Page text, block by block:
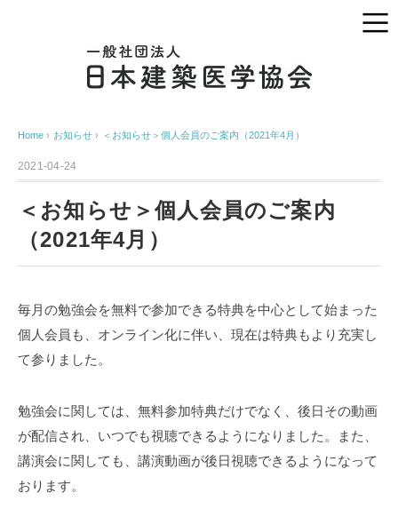
Home › お知らせ › ＜お知らせ＞個人会員のご案内（2021年4月）
2021-04-24
＜お知らせ＞個人会員のご案内
（2021年4月）
毎月の勉強会を無料で参加できる特典を中心として始まった
個人会員も、オンライン化に伴い、現在は特典もより充実し
て参りました。
勉強会に関しては、無料参加特典だけでなく、後日その動画
が配信され、いつでも視聴できるようになりました。また、
講演会に関しても、講演動画が後日視聴できるようになって
おります。